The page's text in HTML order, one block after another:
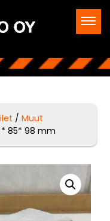
/Muut
* 85* 98 mm